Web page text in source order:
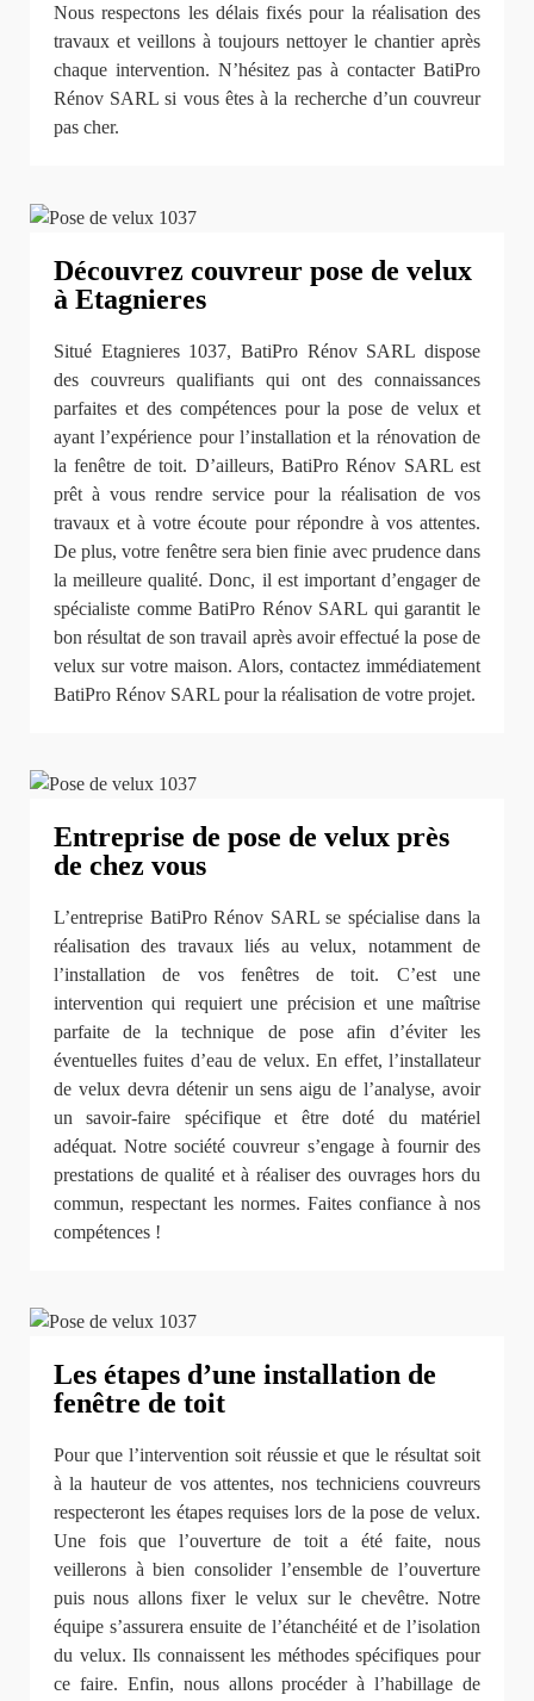
Nous respectons les délais fixés pour la réalisation des
travaux et veillons à toujours nettoyer le chantier après
chaque intervention. N’hésitez pas à contacter BatiPro
Rénov SARL si vous êtes à la recherche d’un couvreur
pas cher.
Découvrez couvreur pose de velux
à Etagnieres
Situé Etagnieres 1037, BatiPro Rénov SARL dispose
des couvreurs qualifiants qui ont des connaissances
parfaites et des compétences pour la pose de velux et
ayant l’expérience pour l’installation et la rénovation de
la fenêtre de toit. D’ailleurs, BatiPro Rénov SARL est
prêt à vous rendre service pour la réalisation de vos
travaux et à votre écoute pour répondre à vos attentes.
De plus, votre fenêtre sera bien finie avec prudence dans
la meilleure qualité. Donc, il est important d’engager de
spécialiste comme BatiPro Rénov SARL qui garantit le
bon résultat de son travail après avoir effectué la pose de
velux sur votre maison. Alors, contactez immédiatement
BatiPro Rénov SARL pour la réalisation de votre projet.
Entreprise de pose de velux près
de chez vous
L’entreprise BatiPro Rénov SARL se spécialise dans la
réalisation des travaux liés au velux, notamment de
l’installation de vos fenêtres de toit. C’est une
intervention qui requiert une précision et une maîtrise
parfaite de la technique de pose afin d’éviter les
éventuelles fuites d’eau de velux. En effet, l’installateur
de velux devra détenir un sens aigu de l’analyse, avoir
un savoir-faire spécifique et être doté du matériel
adéquat. Notre société couvreur s’engage à fournir des
prestations de qualité et à réaliser des ouvrages hors du
commun, respectant les normes. Faites confiance à nos
compétences !
Les étapes d’une installation de
fenêtre de toit
Pour que l’intervention soit réussie et que le résultat soit
à la hauteur de vos attentes, nos techniciens couvreurs
respecteront les étapes requises lors de la pose de velux.
Une fois que l’ouverture de toit a été faite, nous
veillerons à bien consolider l’ensemble de l’ouverture
puis nous allons fixer le velux sur le chevêtre. Notre
équipe s’assurera ensuite de l’étanchéité et de l’isolation
du velux. Ils connaissent les méthodes spécifiques pour
ce faire. Enfin, nous allons procéder à l’habillage de